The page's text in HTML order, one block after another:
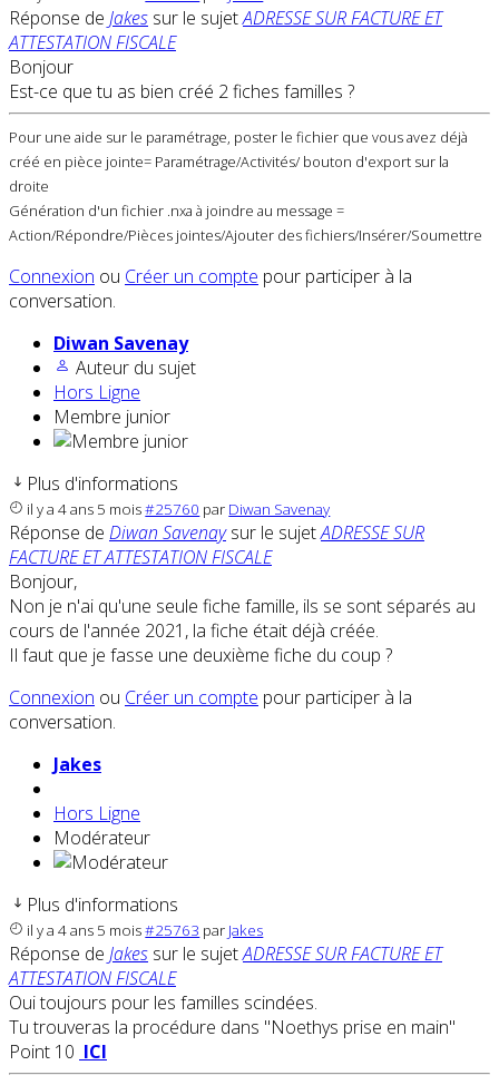
Réponse de Jakes sur le sujetADRESSE SUR FACTURE ET
ATTESTATION FISCALE
Bonjour
Est-ce que tu as bien créé 2 fiches familles ?
Pour une aide sur le paramétrage, poster le fichier que vous avez déjà
créé en pièce jointe= Paramétrage/Activités/ bouton d'export sur la
droite
Génération d'un fichier .nxa à joindre au message =
Action/Répondre/Pièces jointes/Ajouter des fichiers/Insérer/Soumettre
Connexion ou Créer un compte pour participer à la
conversation.
Diwan Savenay
Auteur du sujet
Hors Ligne
Membre junior
Plus d'informations
il y a 4 ans 5 mois#25760 par Diwan Savenay
Réponse de Diwan Savenaysur le sujetADRESSE SUR
FACTURE ET ATTESTATION FISCALE
Bonjour,
Non je n'ai qu'une seule fiche famille, ils se sont séparés au
cours de l'année 2021, la fiche était déjà créée.
Il faut que je fasse une deuxième fiche du coup ?
Connexion ou Créer un compte pour participer à la
conversation.
Jakes
Hors Ligne
Modérateur
Plus d'informations
il y a 4 ans 5 mois#25763 par Jakes
Réponse de Jakes sur le sujetADRESSE SUR FACTURE ET
ATTESTATION FISCALE
Oui toujours pour les familles scindées.
Tu trouveras la procédure dans "Noethys prise en main"
Point 10 ICI